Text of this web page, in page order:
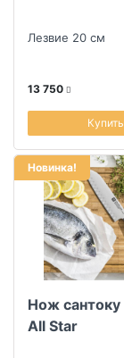
Лезвие 20 см
13 750
Купить
Новинка!
Нож
All Star